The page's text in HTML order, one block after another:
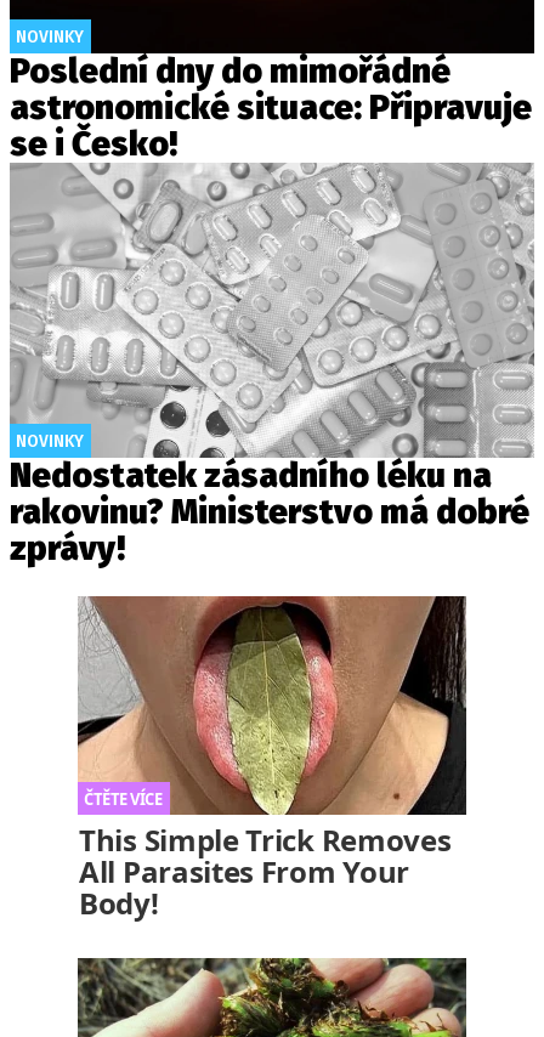
NOVINKY
Poslední dny do mimořádné
astronomické situace: Připravuje
se i Česko!
NOVINKY
Nedostatek zásadního léku na
rakovinu? Ministerstvo má dobré
zprávy!
This Simple Trick Removes
All Parasites From Your
Body!